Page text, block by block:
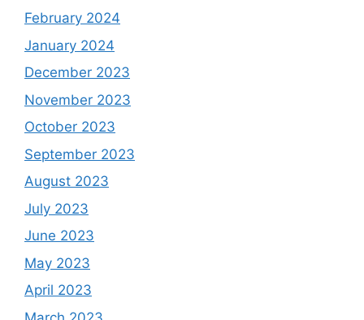
February 2024
January 2024
December 2023
November 2023
October 2023
September 2023
August 2023
July 2023
June 2023
May 2023
April 2023